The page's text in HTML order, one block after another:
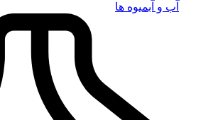
آب و آبمیوه ها